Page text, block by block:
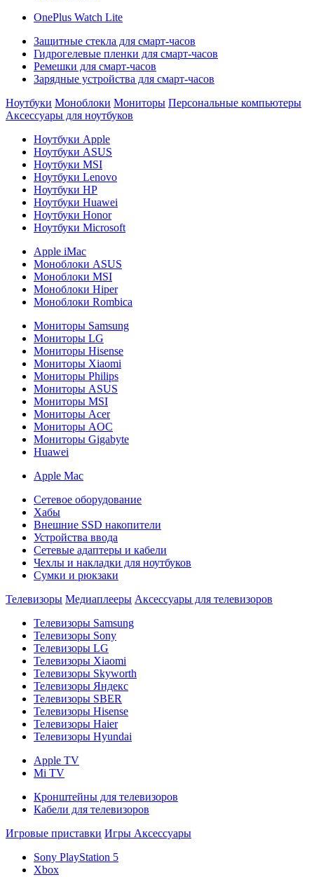
OnePlus Watch Lite
Защитные стекла для смарт-часов
Гидрогелевые пленки для смарт-часов
Ремешки для смарт-часов
Зарядные устройства для смарт-часов
Ноутбуки Моноблоки Мониторы Персональные компьютеры
Аксессуары для ноутбуков
Ноутбуки Apple
Ноутбуки ASUS
Ноутбуки MSI
Ноутбуки Lenovo
Ноутбуки HP
Ноутбуки Huawei
Ноутбуки Honor
Ноутбуки Microsoft
Apple iMac
Моноблоки ASUS
Моноблоки MSI
Моноблоки Hiper
Моноблоки Rombica
Мониторы Samsung
Мониторы LG
Мониторы Hisense
Мониторы Xiaomi
Мониторы Philips
Мониторы ASUS
Мониторы MSI
Мониторы Acer
Мониторы AOC
Мониторы Gigabyte
Huawei
Apple Mac
Сетевое оборудование
Хабы
Внешние SSD накопители
Устройства ввода
Сетевые адаптеры и кабели
Чехлы и накладки для ноутбуков
Сумки и рюкзаки
Телевизоры Медиаплееры Аксессуары для телевизоров
Телевизоры Samsung
Телевизоры Sony
Телевизоры LG
Телевизоры Xiaomi
Телевизоры Skyworth
Телевизоры Яндекс
Телевизоры SBER
Телевизоры Hisense
Телевизоры Haier
Телевизоры Hyundai
Apple TV
Mi TV
Кронштейны для телевизоров
Кабели для телевизоров
Игровые приставки Игры Аксессуары
Sony PlayStation 5
Xbox